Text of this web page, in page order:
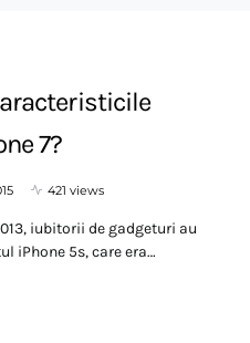
7?
421 views
iubitorii de gadgeturi au
iPhone 5s, care era…